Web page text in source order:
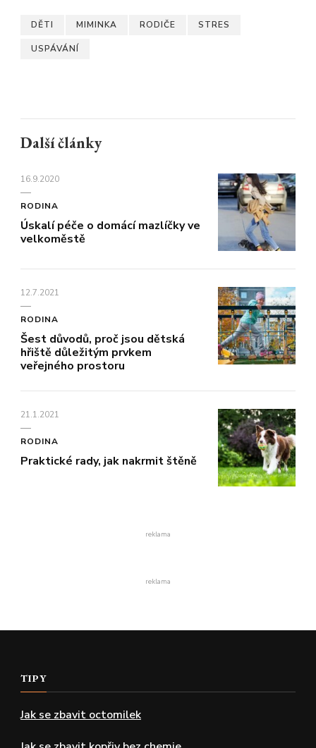
DĚTI MIMINKA RODIČE STRES
USPÁVÁNÍ
Další články
16.9.2020
RODINA
Úskalí péče o domácí mazlíčky ve
velkoměstě
12.7.2021
RODINA
Šest důvodů, proč jsou dětská
hřiště důležitým prvkem
veřejného prostoru
21.1.2021
RODINA
Praktické rady, jak nakrmit štěně
reklama
reklama
TIPY
Jak se zbavit octomilek